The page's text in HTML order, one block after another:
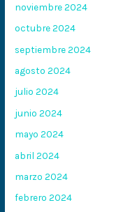
noviembre 2024
octubre 2024
septiembre 2024
agosto 2024
julio 2024
junio 2024
mayo 2024
abril 2024
marzo 2024
febrero 2024